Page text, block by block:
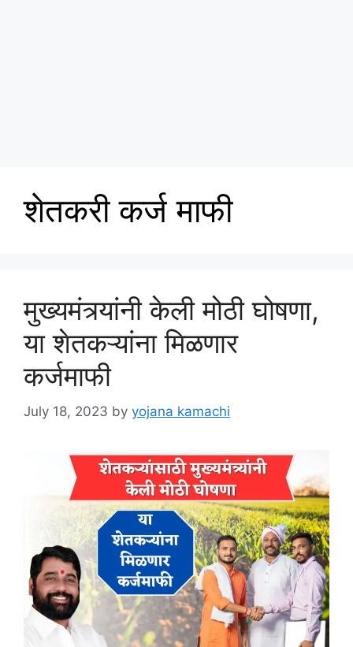
शेतकरी कर्ज माफी
मुख्यमंत्र्यांनी केली मोठी घोषणा,
या शेतकऱ्यांना मिळणार
कर्जमाफी
July 18, 2023 by yojana kamachi